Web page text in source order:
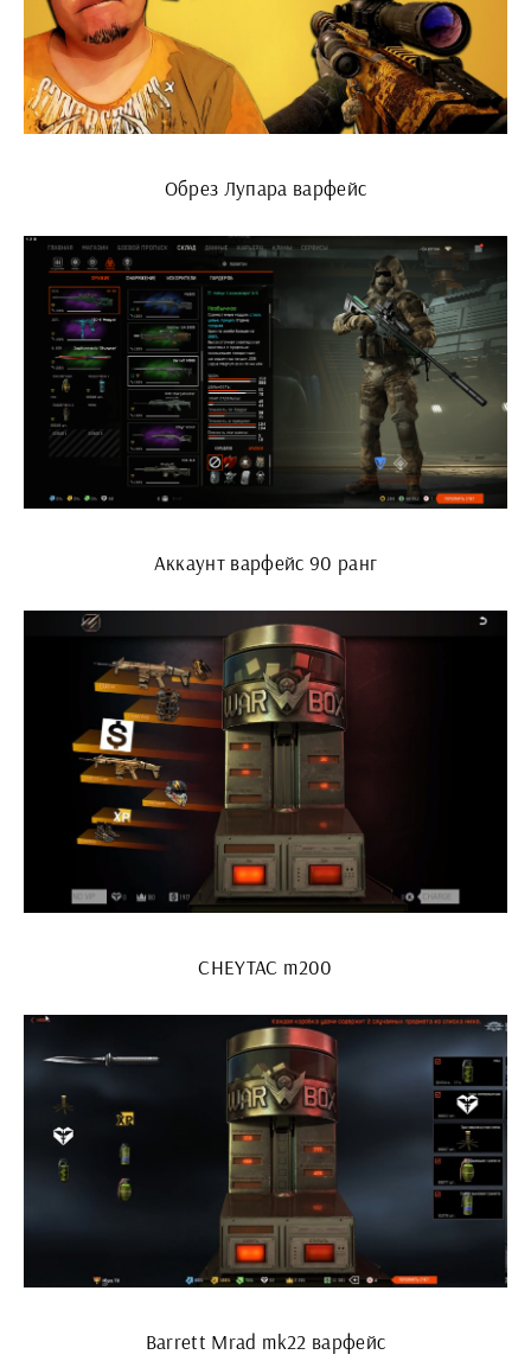
Обрез Лупара варфейс
Аккаунт варфейс 90 ранг
CHEYTAC m200
Barrett Mrad mk22 варфейс